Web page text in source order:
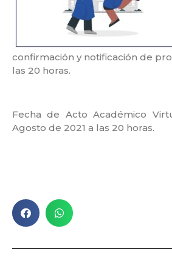
confirmación y notificación de
las 20 horas.
Fecha de Acto Académico
Agosto de 2021 a las 20 horas.